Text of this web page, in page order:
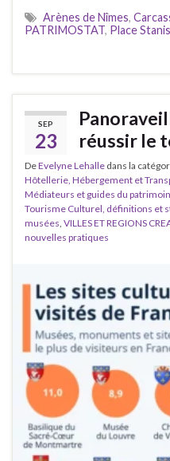
Arènes de Nîmes,
PATRIMOSTAT, Place
SEP
23
réussir le
DeEvelyne Lehalle dans la
Hôtellerie, Hébergement et
Médiateurs et guides du
Tourisme Culturel, définitions et
musées VILLES ET REGIONS
nouvelles pratiques